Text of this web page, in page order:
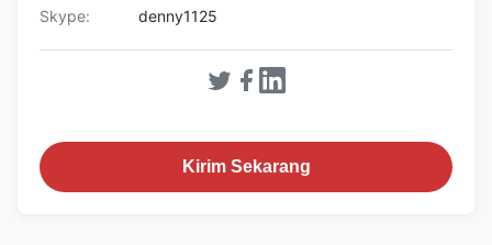
Skype: denny1125
Kirim Sekarang